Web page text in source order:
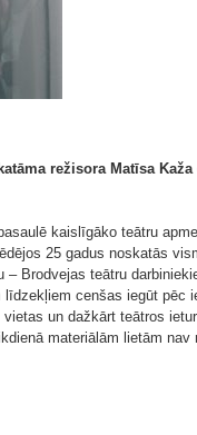
režisora Matīsa
kaislīgāko teātru
25 gadus noskatās
– Brodvejas teātru
cenšas iegūt pēc
un dažkārt teātros
materiālām lietām nav